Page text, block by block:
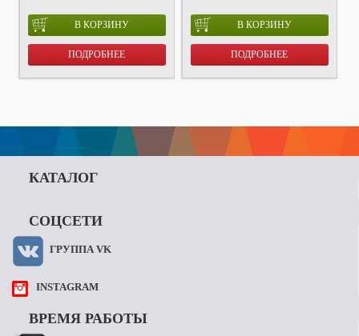
В КОРЗИНУ
ПОДРОБНЕЕ
В КОРЗИНУ
ПОДРОБНЕЕ
КАТАЛОГ
СОЦСЕТИ
ГРУППА VK
INSTAGRAM
ВРЕМЯ РАБОТЫ